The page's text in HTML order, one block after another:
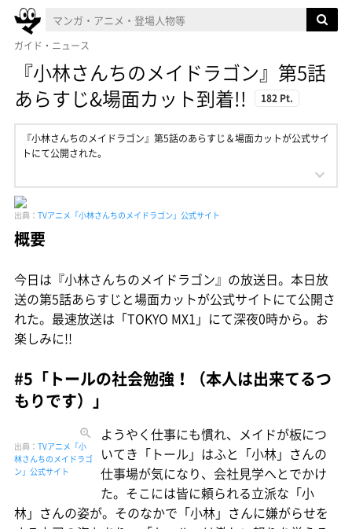
ガイド・ニュース
『小林さんちのメイドラゴン』第5話
あらすじ&場面カット到着!!
182 Pt.
『小林さんちのメイドラゴン』第5話のあらすじ＆場面カットが公式サイ
トにて公開された。
出典： TVアニメ「小林さんちのメイドラゴン」公式サイト
概要
今日は『小林さんちのメイドラゴン』の放送日。本日放
送の第5話あらすじと場面カットが公式サイトにて公開さ
れた。最速放送は「TOKYO MX1」にて深夜0時から。お
楽しみに!!
#5「トールの社会勉強！（本人は出来てるつ
もりです）」
出典： TVアニメ「小
林さんちのメイドラゴ
ン」公式サイト
ようやく仕事にも慣れ、メイドが板につ
いてき「トール」はふと「小林」さんの
仕事場が気になり、会社見学へとでかけ
た。そこには皆に頼られる立派な「小
林」さんの姿が。そのなかで「小林」さんに嫌がらせを